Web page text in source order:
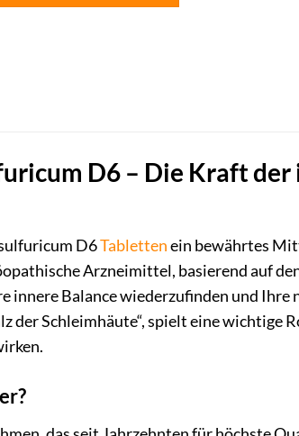
D6 – Die Kraft der
D6Tablettenein bewährtes
Arzneimittel, basierend auf
innere Balance wiederzufinden und
der Schleimhäute“, spielt eine wichtige